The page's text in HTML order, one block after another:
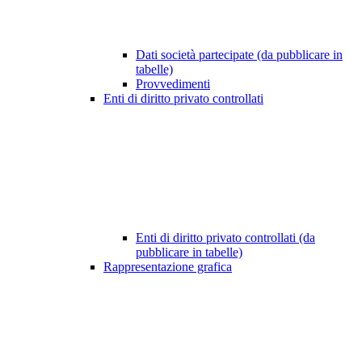
Dati società partecipate (da pubblicare in
tabelle)
Provvedimenti
Enti di diritto privato controllati
Enti di diritto privato controllati (da
pubblicare in tabelle)
Rappresentazione grafica